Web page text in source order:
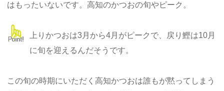
はもったいないです。高知のかつおの旬やピーク。
上りかつおは3月から4月がピークで、戻り鰹は10月
に旬を迎えるんだそうです。
この旬の時期にいただく高知かつおは誰もが黙ってしまう